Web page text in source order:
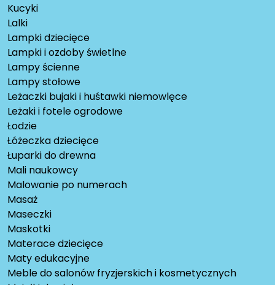
Kucyki
Lalki
Lampki dziecięce
Lampki i ozdoby świetlne
Lampy ścienne
Lampy stołowe
Leżaczki bujaki i huśtawki niemowlęce
Leżaki i fotele ogrodowe
Łodzie
Łóżeczka dziecięce
Łuparki do drewna
Mali naukowcy
Malowanie po numerach
Masaż
Maseczki
Maskotki
Materace dziecięce
Maty edukacyjne
Meble do salonów fryzjerskich i kosmetycznych